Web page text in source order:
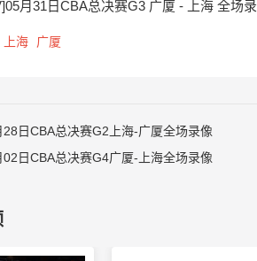
月31日CBA总决赛G3 广厦 - 上海 全场
上海 广厦
28日CBA总决赛G2上海-广厦全场录像
02日CBA总决赛G4广厦-上海全场录像